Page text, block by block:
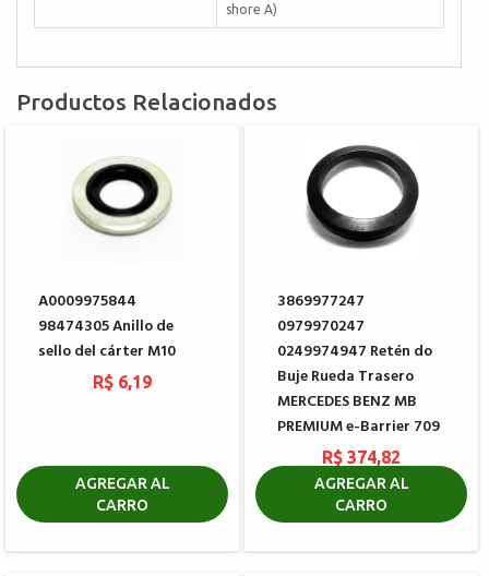
shore A)
Productos Relacionados
A0009975844
98474305 Anillo de
sello del cárter M10
R$ 6,19
AGREGAR AL
CARRO
3869977247
0979970247
0249974947 Retén do
Buje Rueda Trasero
MERCEDES BENZ MB
PREMIUM e-Barrier 709
R$ 374,82
AGREGAR AL
CARRO